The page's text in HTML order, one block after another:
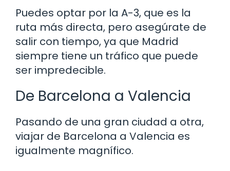
Puedes optar por la A-3, que es la
ruta más directa, pero asegúrate de
salir con tiempo, ya que Madrid
siempre tiene un tráfico que puede
ser impredecible.
De Barcelona a Valencia
Pasando de una gran ciudad a otra,
viajar de Barcelona a Valencia es
igualmente magnífico.